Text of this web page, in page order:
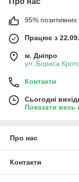
95% позитивних
Працює з
м. Дніпро
ул. Бориса
Контакти
Сьогодні
Показати весь
Про нас
Контакти